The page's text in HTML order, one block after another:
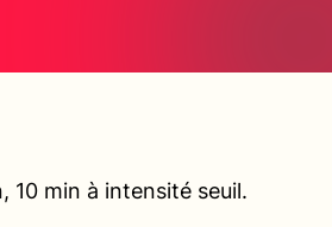
10 min à intensité seuil.